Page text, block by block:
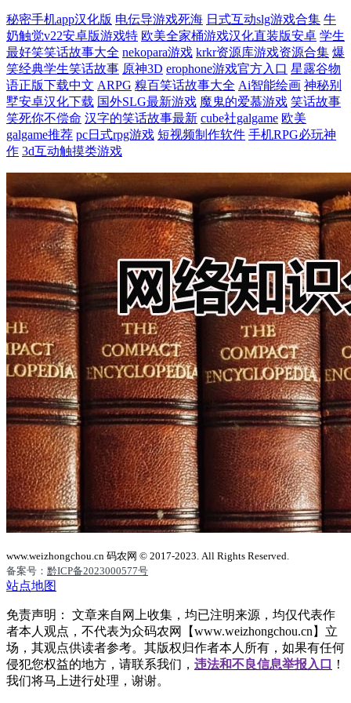
秘密手机app汉化版 电伝导游戏死海 日式互动slg游戏合集 牛
奶触觉v22安卓版游戏特 欧美全家桶游戏汉化直装版安卓 学生
最好笑笑话故事大全 nekopara游戏 krkr资源库游戏资源合集 爆
笑经典学生笑话故事 原神3D erophone游戏官方入口 星露谷物
语正版下载中文 ARPG 糗百笑话故事大全 Ai智能绘画 神秘别
墅安卓汉化下载 国外SLG最新游戏 魔鬼的爱慕游戏 笑话故事
笑死你不偿命 汉字的笑话故事最新 cube社galgame 欧美
galgame推荐 pc日式rpg游戏 短视频制作软件 手机RPG必玩神
作 3d互动触摸类游戏
www.weizhongchou.cn 码农网 © 2017-2023. All Rights Reserved.
备案号： 黔ICP备2023000577号
站点地图
免责声明： 文章来自网上收集，均已注明来源，均仅代表作
者本人观点，不代表为众码农网【www.weizhongchou.cn】立
场，其观点供读者参考。其版权归作者本人所有，如果有任何
侵犯您权益的地方，请联系我们， 违法和不良信息举报入口
！
我们将马上进行处理，谢谢。